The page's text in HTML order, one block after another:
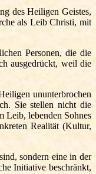
des Heiligen Geistes,
als Leib Christi, mit
Personen, die die
ausgedrückt, weil die
ununterbrochen
Sie stellen nicht die
Leib, lebenden Sohnes
Realität (Kultur,
sondern eine in der
Initiative beschränkt,